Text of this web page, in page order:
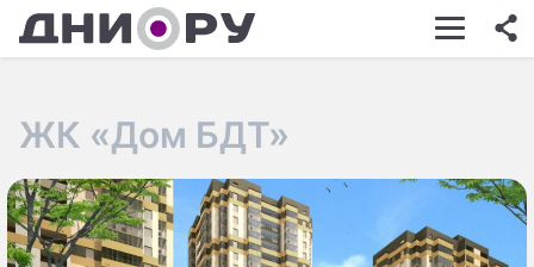
ШОУ-БИЗНЕС
НЕДВИЖИМОСТЬ
ЗДОРОВЬЕ
ЖК «Дом БДТ»